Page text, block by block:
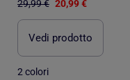
29,99 € 20,99 €
Vedi prodotto
2 colori